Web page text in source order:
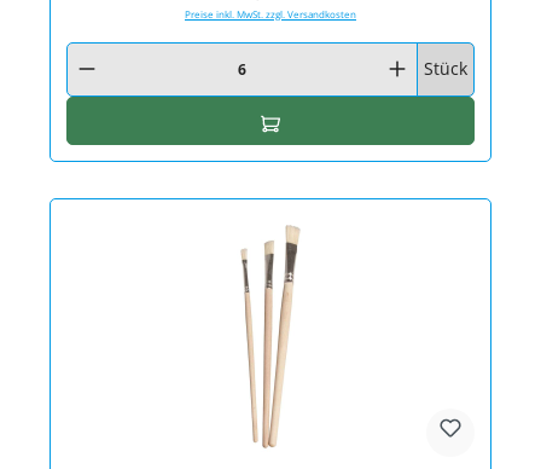
Preise inkl. MwSt. zzgl. Versandkosten
Produkt Anzahl: Gib den gewünschten Wert ein oder benutze die
Stück
In den Warenkorb